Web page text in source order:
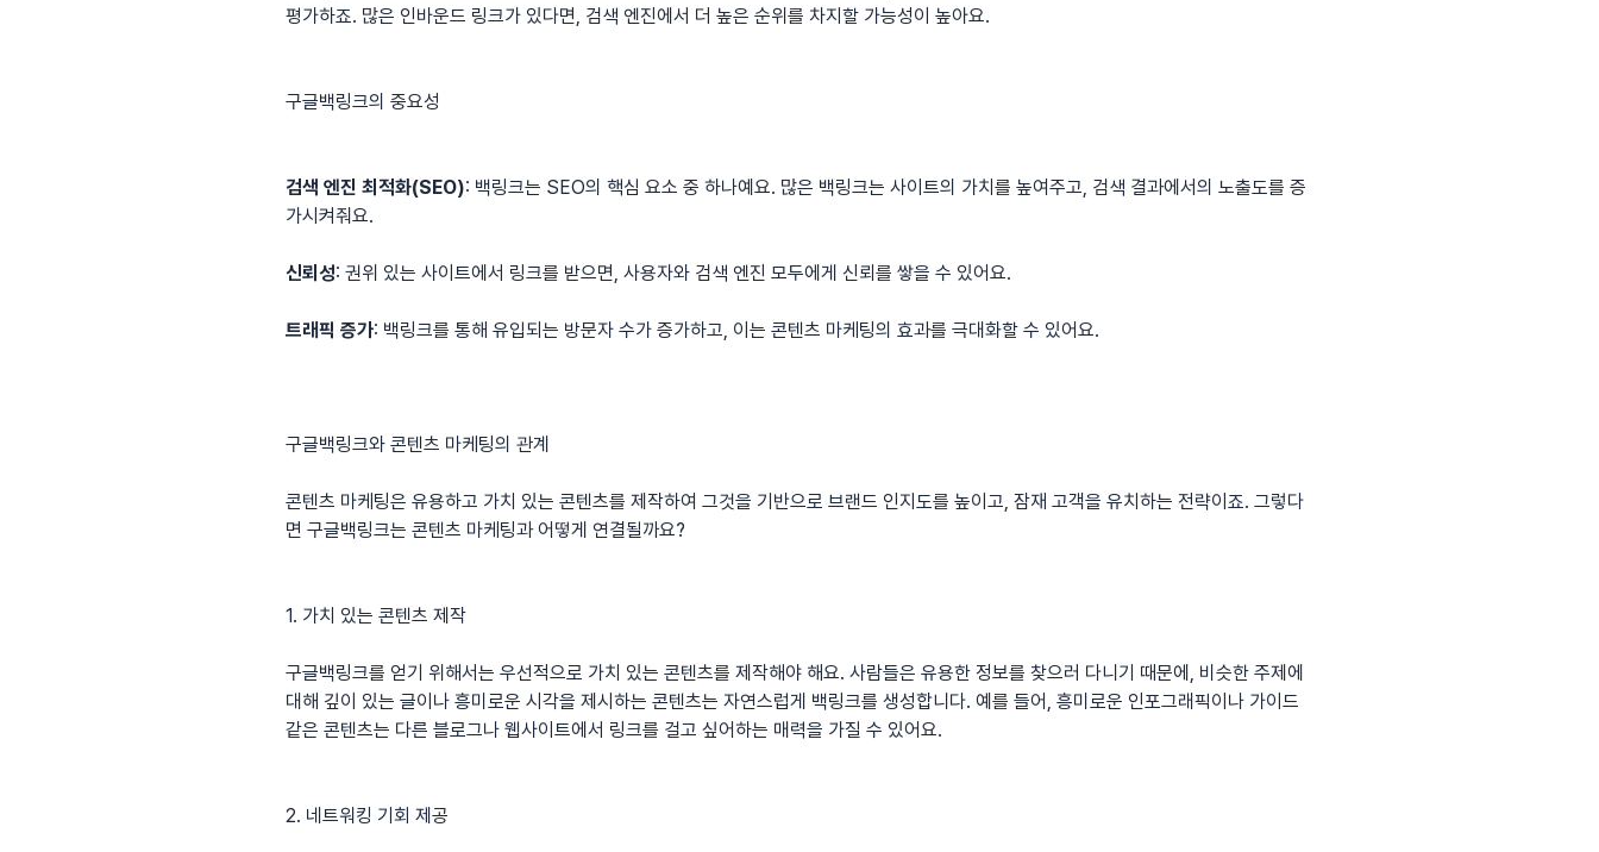
평가하죠. 많은 인바운드 링크가 있다면, 검색 엔진에서 더 높은 순위를 차지할 가능성이 높아요.
구글백링크의 중요성
검색 엔진 최적화(SEO): 백링크는 SEO의 핵심 요소 중 하나예요. 많은 백링크는 사이트의 가치를 높여주고, 검색 결과에서의 노출도를 증
가시켜줘요.
신뢰성: 권위 있는 사이트에서 링크를 받으면, 사용자와 검색 엔진 모두에게 신뢰를 쌓을 수 있어요.
트래픽 증가: 백링크를 통해 유입되는 방문자 수가 증가하고, 이는 콘텐츠 마케팅의 효과를 극대화할 수 있어요.
구글백링크와 콘텐츠 마케팅의 관계
콘텐츠 마케팅은 유용하고 가치 있는 콘텐츠를 제작하여 그것을 기반으로 브랜드 인지도를 높이고, 잠재 고객을 유치하는 전략이죠. 그렇다
면 구글백링크는 콘텐츠 마케팅과 어떻게 연결될까요?
1. 가치 있는 콘텐츠 제작
구글백링크를 얻기 위해서는 우선적으로 가치 있는 콘텐츠를 제작해야 해요. 사람들은 유용한 정보를 찾으러 다니기 때문에, 비슷한 주제에
대해 깊이 있는 글이나 흥미로운 시각을 제시하는 콘텐츠는 자연스럽게 백링크를 생성합니다. 예를 들어, 흥미로운 인포그래픽이나 가이드
같은 콘텐츠는 다른 블로그나 웹사이트에서 링크를 걸고 싶어하는 매력을 가질 수 있어요.
2. 네트워킹 기회 제공